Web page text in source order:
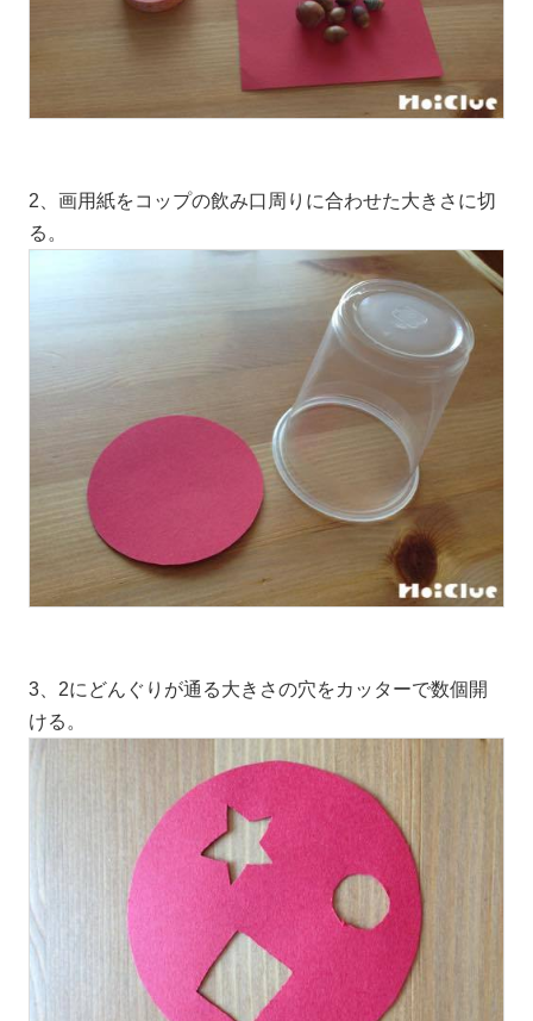
2、画用紙をコップの飲み口周りに合わせた大きさに切
る。
3、2にどんぐりが通る大きさの穴をカッターで数個開
ける。